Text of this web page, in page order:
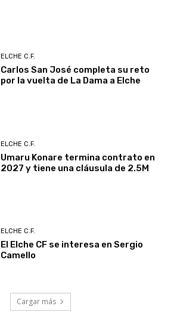
ELCHE C.F.
Carlos San José completa su reto
por la vuelta de La Dama a Elche
ELCHE C.F.
Umaru Konare termina contrato en
2027 y tiene una cláusula de 2.5M
ELCHE C.F.
El Elche CF se interesa en Sergio
Camello
Cargar más